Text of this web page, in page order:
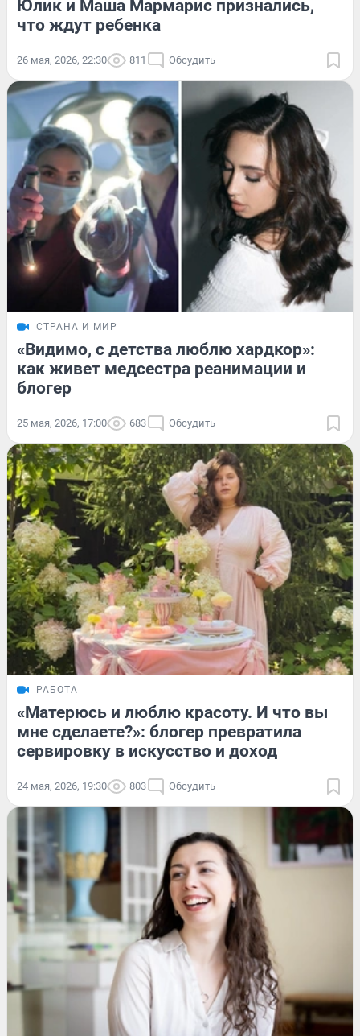
Юлик и Маша Мармарис признались,
что ждут ребенка
26 мая, 2026, 22:30 811 Обсудить
СТРАНА И МИР
«Видимо, с детства люблю хардкор»:
как живет медсестра реанимации и
блогер
25 мая, 2026, 17:00 683 Обсудить
РАБОТА
«Матерюсь и люблю красоту. И что вы
мне сделаете?»: блогер превратила
сервировку в искусство и доход
24 мая, 2026, 19:30 803 Обсудить